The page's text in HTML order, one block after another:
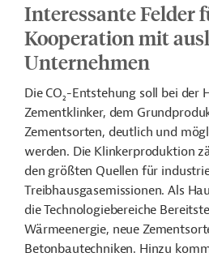
Interessante Felder
Kooperation mit
Unternehmen
Die CO2-Entstehung soll bei der
Zementklinker, dem
Zementsorten, deutlich und
werden. Die Klinkerproduktion
den größten Quellen für
Treibhausgasemissionen. Als
die Technologiebereiche
Wärmeenergie, neue
Betonbautechniken. Hinzu